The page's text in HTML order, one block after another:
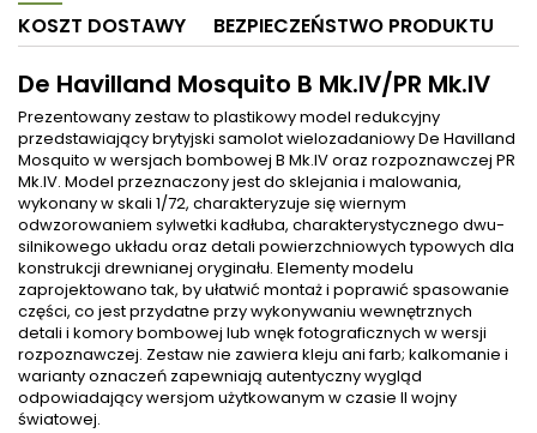
KOSZT DOSTAWY
BEZPIECZEŃSTWO PRODUKTU
De Havilland Mosquito B Mk.IV/PR Mk.IV
Prezentowany zestaw to plastikowy model redukcyjny
przedstawiający brytyjski samolot wielozadaniowy De Havilland
Mosquito w wersjach bombowej B Mk.IV oraz rozpoznawczej PR
Mk.IV. Model przeznaczony jest do sklejania i malowania,
wykonany w skali 1/72, charakteryzuje się wiernym
odwzorowaniem sylwetki kadłuba, charakterystycznego dwu-
silnikowego układu oraz detali powierzchniowych typowych dla
konstrukcji drewnianej oryginału. Elementy modelu
zaprojektowano tak, by ułatwić montaż i poprawić spasowanie
części, co jest przydatne przy wykonywaniu wewnętrznych
detali i komory bombowej lub wnęk fotograficznych w wersji
rozpoznawczej. Zestaw nie zawiera kleju ani farb; kalkomanie i
warianty oznaczeń zapewniają autentyczny wygląd
odpowiadający wersjom użytkowanym w czasie II wojny
światowej.